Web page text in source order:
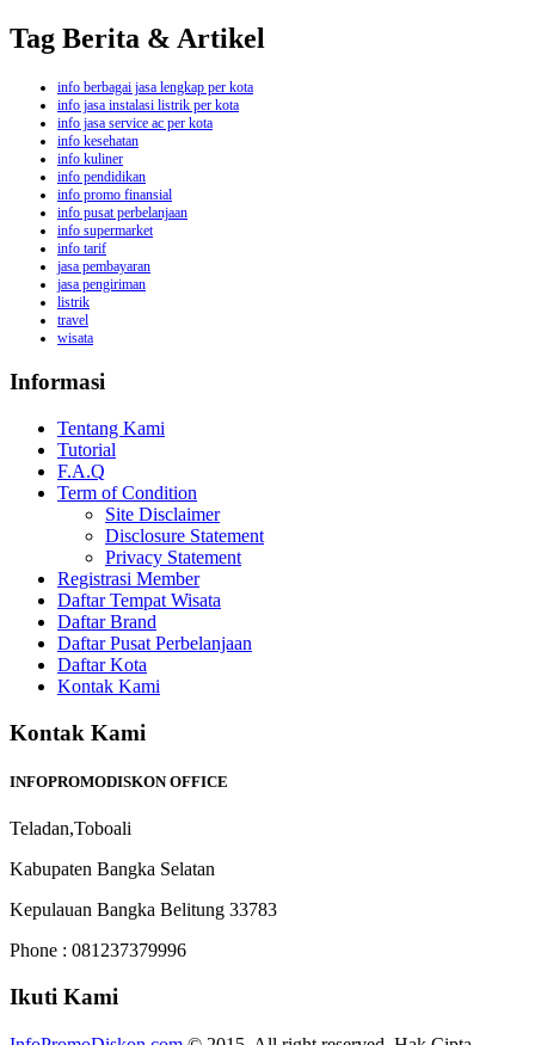
Tag Berita & Artikel
info berbagai jasa lengkap per kota
info jasa instalasi listrik per kota
info jasa service ac per kota
info kesehatan
info kuliner
info pendidikan
info promo finansial
info pusat perbelanjaan
info supermarket
info tarif
jasa pembayaran
jasa pengiriman
listrik
travel
wisata
Informasi
Tentang Kami
Tutorial
F.A.Q
Term of Condition
Site Disclaimer
Disclosure Statement
Privacy Statement
Registrasi Member
Daftar Tempat Wisata
Daftar Brand
Daftar Pusat Perbelanjaan
Daftar Kota
Kontak Kami
Kontak Kami
INFOPROMODISKON OFFICE
Teladan,Toboali
Kabupaten Bangka Selatan
Kepulauan Bangka Belitung 33783
Phone : 081237379996
Ikuti Kami